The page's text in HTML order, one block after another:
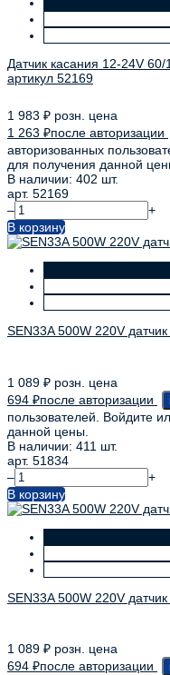
Датчик касания 12-24V
артикул 52169
1 983 ₽ розн. цена
1 263 ₽после авторизации
авторизованных
для получения данной
В наличии: 402 шт.
арт. 52169
–
+
В корзину
SEN33A 500W 220V
1 089 ₽ розн. цена
694 ₽после авторизации i
пользователей. Войдите
данной цены.
В наличии: 411 шт.
арт. 51834
–
+
В корзину
SEN33A 500W 220V
1 089 ₽ розн. цена
694 ₽после авторизации i